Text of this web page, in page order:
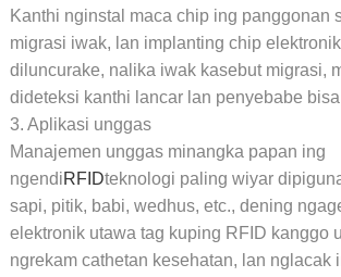
Kanthi nginstal maca chip ing panggonan
migrasi iwak, lan implanting chip
diluncurake, nalika iwak kasebut migrasi,
dideteksi kanthi lancar lan penyebabe
3. Aplikasi unggas
Manajemen unggas minangka papan ing
ngendiRFIDteknologi paling wiyar
sapi, pitik, babi, wedhus, etc., dening
elektronik utawa tag kuping RFID kanggo
ngrekam cathetan kesehatan, lan nglacak